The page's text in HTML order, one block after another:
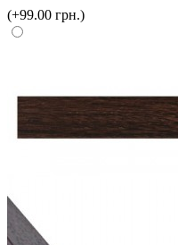
(+99.00 грн.)